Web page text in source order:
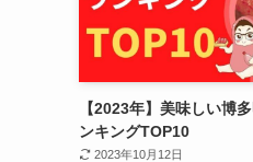
【2023年】美味しい博
ンキングTOP10
2023年10月12日